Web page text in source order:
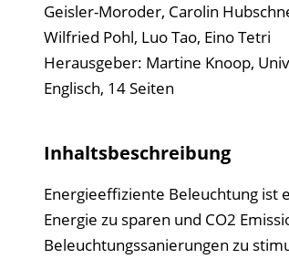
Geisler-Moroder, Carolin
Wilfried Pohl, Luo Tao, Eino Tetri
Herausgeber: Martine Knoop,
Englisch, 14 Seiten
Inhaltsbeschreibung
Energieeffiziente Beleuchtung
Energie zu sparen und CO2
Beleuchtungssanierungen zu